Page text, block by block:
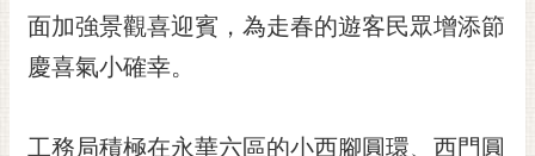
黃
偉
哲
面加強景觀喜迎賓，為走春的遊客民眾增添節
慶喜氣小確幸。
工務局積極在永華六區的小西腳圓環、西門圓